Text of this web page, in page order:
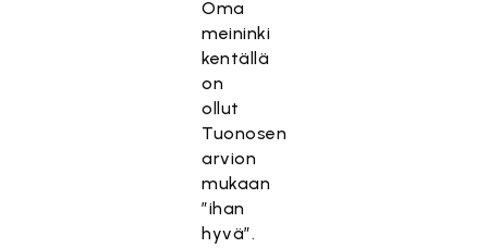
Oma
meininki
kentällä
on
ollut
Tuonosen
arvion
mukaan
”ihan
hyvä”.